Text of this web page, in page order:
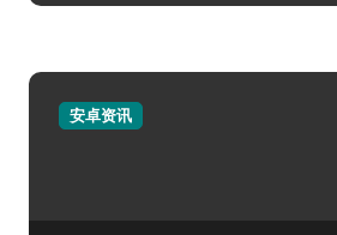
安卓资讯